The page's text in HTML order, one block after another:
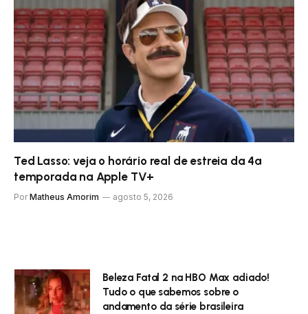
Ted Lasso: veja o horário real de estreia da 4ª
temporada na Apple TV+
Por Matheus Amorim agosto 5, 2026
Beleza Fatal 2 na HBO Max adiado!
Tudo o que sabemos sobre o
andamento da série brasileira